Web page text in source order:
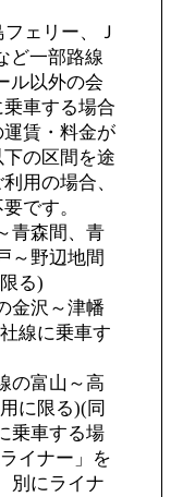
ェリー、Ｊ
ど一部路線
ル以外の会
車する場合
賃・料金が
の区間を途
用の場合、
です。
青森間、青
～野辺地間
る)
金沢～津幡
線に乗車す
の富山～高
に限る)(同
乗車する場
イナー」を
別にライナ